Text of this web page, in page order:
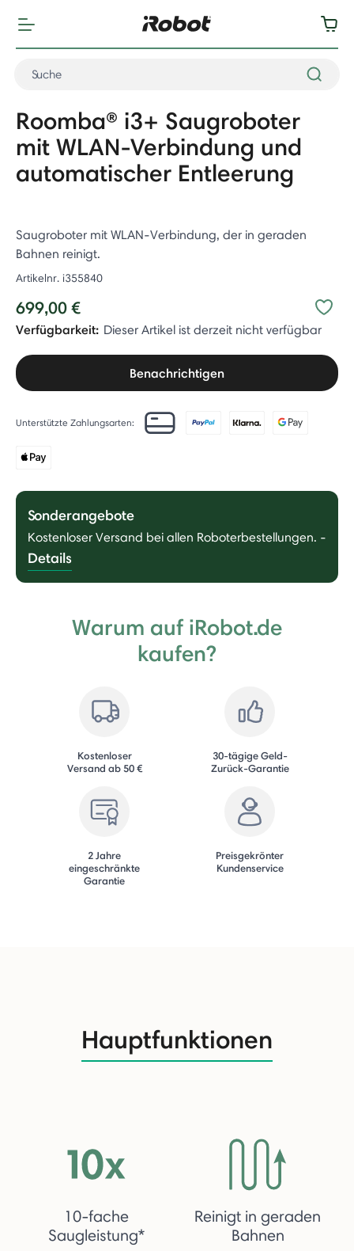
Roomba® i3+ Saugroboter
mit WLAN-Verbindung und
automatischer Entleerung
Saugroboter mit WLAN-Verbindung, der in geraden
Bahnen reinigt.
Artikelnr. i355840
699,00 €
Verfügbarkeit: Dieser Artikel ist derzeit nicht verfügbar
Benachrichtigen
Unterstützte Zahlungsarten:
Sonderangebote
Kostenloser Versand bei allen Roboterbestellungen. -
Details
Warum auf iRobot.de
kaufen?
Kostenloser
Versand ab 50 €
30-tägige Geld-
Zurück-Garantie
2 Jahre
eingeschränkte
Garantie
Preisgekrönter
Kundenservice
Hauptfunktionen
10-fache
Saugleistung*
Reinigt in geraden
Bahnen